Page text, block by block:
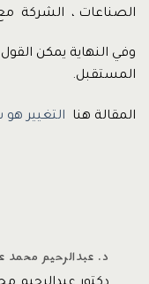
الصناعات ، الشركة مع
وفي النهاية يمكن
المستقبل.
المقالة هنا التغيير
د. عبدالرحيم محمد